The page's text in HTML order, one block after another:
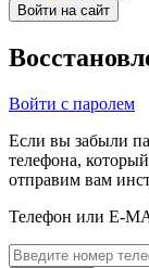
Войти на сайт
Войти с паролем
Если вы забыли
телефона,
отправим вам
Телефон или E-